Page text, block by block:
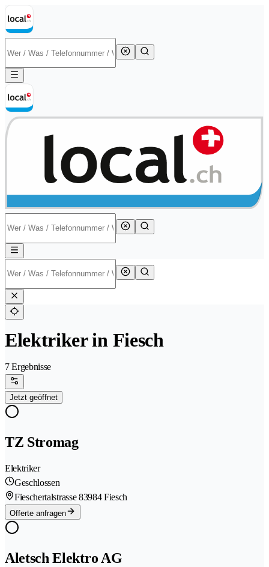
Elektriker in Fiesch
7 Ergebnisse
Jetzt geöffnet
TZ Stromag
Elektriker
Geschlossen
Fieschertalstrasse 83984 Fiesch
Offerte anfragen
Aletsch Elektro AG